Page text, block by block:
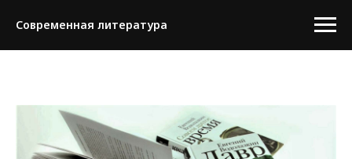
Современная литература